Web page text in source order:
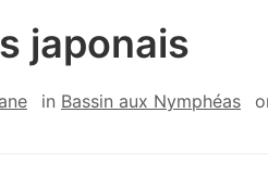
japonais
in Bassin aux Nymphéas